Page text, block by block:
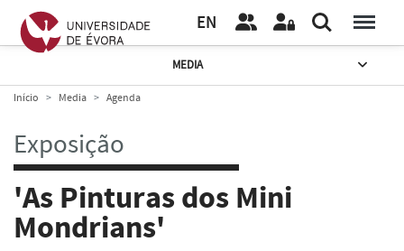
EN
MEDIA
Início Media Agenda
Exposição
'As Pinturas dos Mini
Mondrians'